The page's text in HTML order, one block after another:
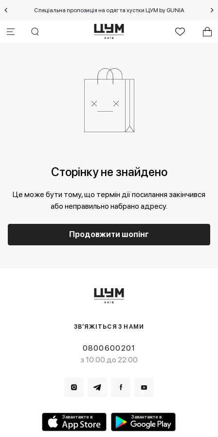
Спеціальна пропозиція на одяг та хустки ЦУМ by GUNIA
Сторінку не знайдено
Це може бути тому, що термін дії посилання закінчився
або неправильно набрано адресу.
Продовжити шопінг
ЗВ’ЯЖІТЬСЯ З НАМИ
0800600201
з 10:00 до 22:00
Завантажте в Завантажте в